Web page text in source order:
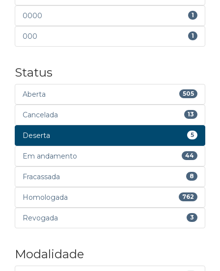
0000 1
000 1
Status
Aberta 505
Cancelada 13
Deserta 5
Em andamento 44
Fracassada 8
Homologada 762
Revogada 3
Modalidade